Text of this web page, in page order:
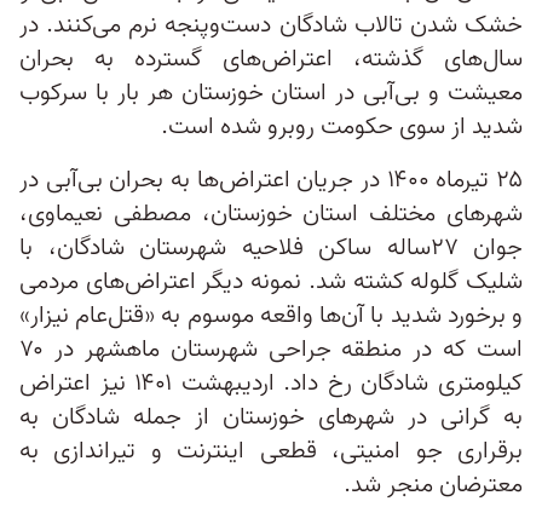
خشک شدن تالاب شادگان دست‌و‌پنجه نرم می‌کنند. در
سال‌های گذشته، اعتراض‌های گسترده به بحران
معیشت و بی‌آبی در استان خوزستان هر بار با سرکوب
شدید از سوی حکومت روبرو شده است.
۲۵ تیرماه ۱۴۰۰ در جریان اعتراض‌ها به بحران بی‌آبی در
شهرهای مختلف استان خوزستان، مصطفی نعیماوی،
جوان ۲۷ساله ساکن فلاحیه شهرستان شادگان، با
شلیک گلوله کشته شد. نمونه دیگر اعتراض‌های مردمی
و برخورد شدید با آن‌ها واقعه موسوم به «قتل‌عام نیزار»
است که در منطقه جراحی شهرستان ماهشهر در ۷۰
کیلومتری شادگان رخ داد. اردیبهشت ۱۴۰۱ نیز اعتراض‌
به گرانی در شهرهای خوزستان از جمله شادگان به
برقراری جو امنیتی، قطعی اینترنت و تیراندازی به
معترضان منجر شد.